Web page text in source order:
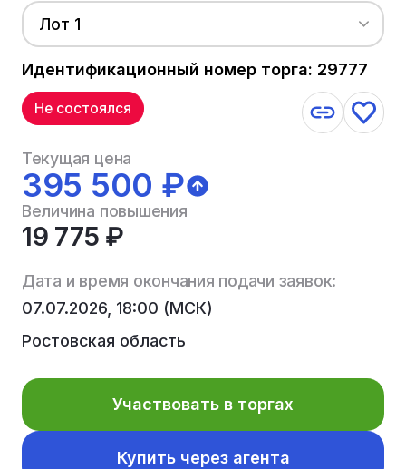
Лот 1
Идентификационный номер торга: 29777
Не состоялся
Текущая цена
395 500 ₽
Величина повышения
19 775 ₽
Дата и время окончания подачи заявок:
07.07.2026, 18:00 (МСК)
Ростовская область
Участвовать в торгах
Купить через агента